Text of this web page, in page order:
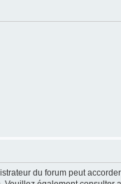
du forum peut